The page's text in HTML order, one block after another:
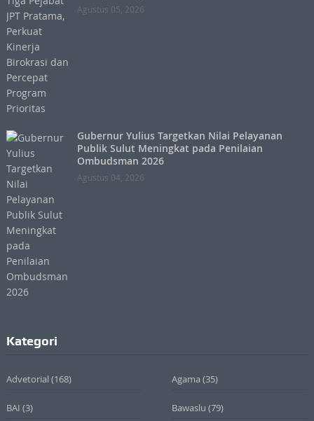
Agustus 05, 2026
Gubernur Yulius Targetkan Nilai Pelayanan
Publik Sulut Meningkat pada Penilaian
Ombudsman 2026
Agustus 04, 2026
Kategori
Advetorial (168) Agama (35)
BAI (3) Bawaslu (79)